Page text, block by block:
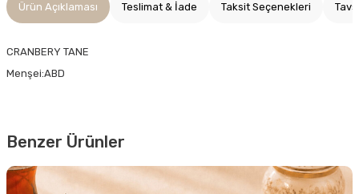
Ürün Açıklaması Teslimat & İade Taksit Seçenekleri
CRANBERY TANE
Menşei:ABD
Benzer Ürünler